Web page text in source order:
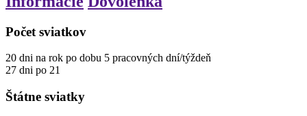
Počet sviatkov
20 dni na rok po dobu 5 pracovných dní/týždeň
27 dni po 21
Štátne sviatky